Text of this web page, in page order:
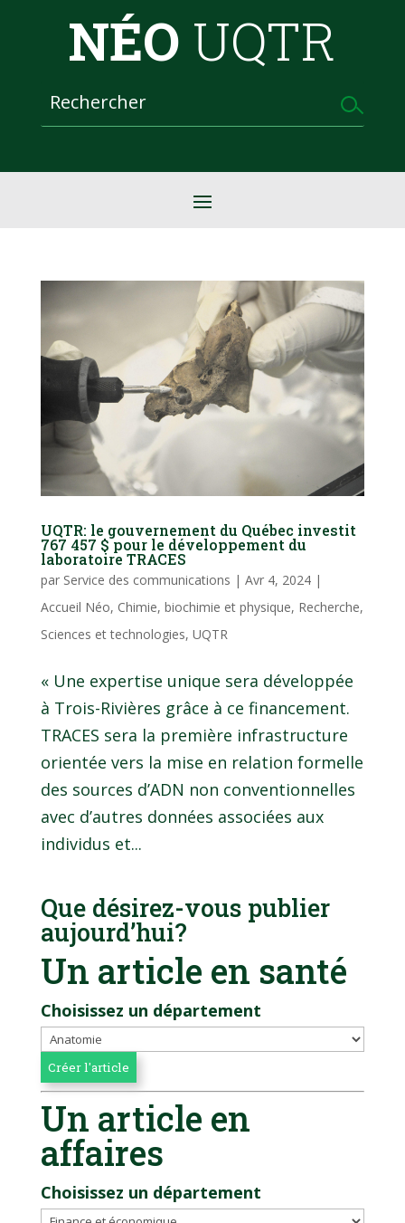
NÉO UQTR
UQTR: le gouvernement du Québec investit
767 457 $ pour le développement du
laboratoire TRACES
par Service des communications | Avr 4, 2024|
Accueil Néo, Chimie, biochimie et physique, Recherche,
Sciences et technologies, UQTR
« Une expertise unique sera développée
à Trois-Rivières grâce à ce financement.
TRACES sera la première infrastructure
orientée vers la mise en relation formelle
des sources d’ADN non conventionnelles
avec d’autres données associées aux
individus et...
Que désirez-vous publier
aujourd’hui?
Un article en santé
Choisissez un département
Un article en
affaires
Choisissez un département